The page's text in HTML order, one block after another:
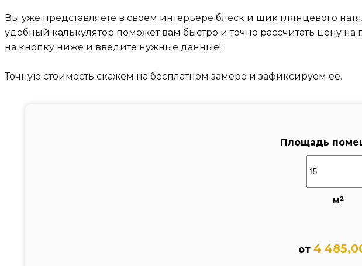
Вы уже представляете в своем интерьере блеск и шик глянцевого
удобный калькулятор поможет вам быстро и точно рассчитать цену
на кнопку ниже и введите нужные данные!
Точную стоимость скажем на бесплатном замере и зафиксируем ее.
Площадь
м²
от 4